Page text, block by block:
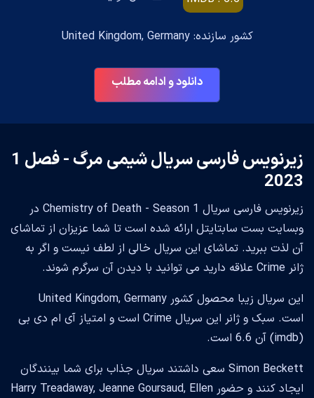
کشور سازنده: United Kingdom, Germany
دانلود و ادامه مطلب
زیرنویس فارسی سریال شیمی مرگ - فصل 1
2023
زیرنویس فارسی سریال Chemistry of Death - Season 1 در
وبسایت بست سابتایتل ارائه شده است تا شما عزیزان از تماشای
آن لذت ببرید. تماشای این سریال خالی از لطف نیست و اگر به
ژانر Crime علاقه دارید می توانید با دیدن آن سرگرم شوند.
این سریال زیبا محصول کشور United Kingdom, Germany
است. سبک و ژانر این سریال Crime است و امتیاز آی ام دی بی
(imdb) آن 6.6 است.
Simon Beckett سعی داشتند سریال جذاب برای شما بینندگان
ایجاد کنند و حضور Harry Treadaway, Jeanne Goursaud, Ellen